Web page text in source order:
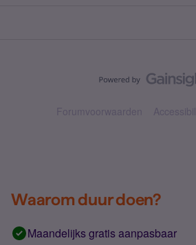
Forumvoorwaarden
Waarom duur doen?
Maandelijks gratis aanpasbaar